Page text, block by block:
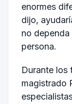
enormes
dijo,
no
persona.
Durante los
magistrado